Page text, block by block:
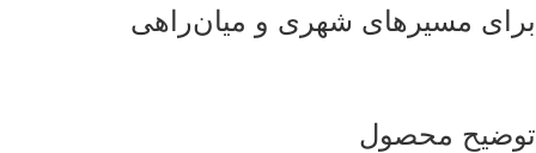
برای مسیرهای شهری و میان‌راهی
توضیح محصول